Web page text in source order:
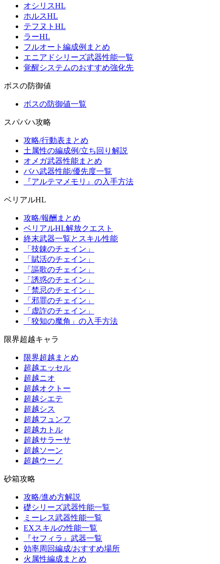
オシリスHL
ホルスHL
テフヌトHL
ラーHL
フルオート編成例まとめ
エニアドシリーズ武器性能一覧
覚醒システムのおすすめ強化先
ボスの防御値
ボスの防御値一覧
スパバハ攻略
攻略/行動表まとめ
土属性の編成例/立ち回り解説
オメガ武器性能まとめ
バハ武器性能/優先度一覧
『アルテマメモリ』の入手方法
ベリアルHL
攻略/報酬まとめ
ベリアルHL解放クエスト
終末武器一覧とスキル性能
「技錬のチェイン」
「賦活のチェイン」
「謳歌のチェイン」
「誘惑のチェイン」
「禁忌のチェイン」
「邪罪のチェイン」
「虚詐のチェイン」
「狡知の魔角」の入手方法
限界超越キャラ
限界超越まとめ
超越エッセル
超越ニオ
超越オクトー
超越シエテ
超越シス
超越フュンフ
超越カトル
超越サラーサ
超越ソーン
超越ウーノ
砂箱攻略
攻略/進め方解説
礎シリーズ武器性能一覧
ミーレス武器性能一覧
EXスキルの性能一覧
『セフィラ』武器一覧
効率周回編成/おすすめ場所
火属性編成まとめ